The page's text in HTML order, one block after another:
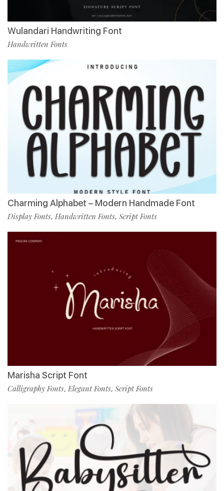
Wulandari Handwriting Font
Handwritten Fonts
Charming Alphabet – Modern Handmade Font
Display Fonts, Handwritten Fonts, Script Fonts
Marisha Script Font
Calligraphy Fonts, Elegant Fonts, Script Fonts